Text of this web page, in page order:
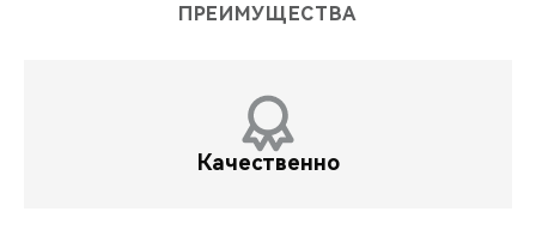
ПРЕИМУЩЕСТВА
Качественно